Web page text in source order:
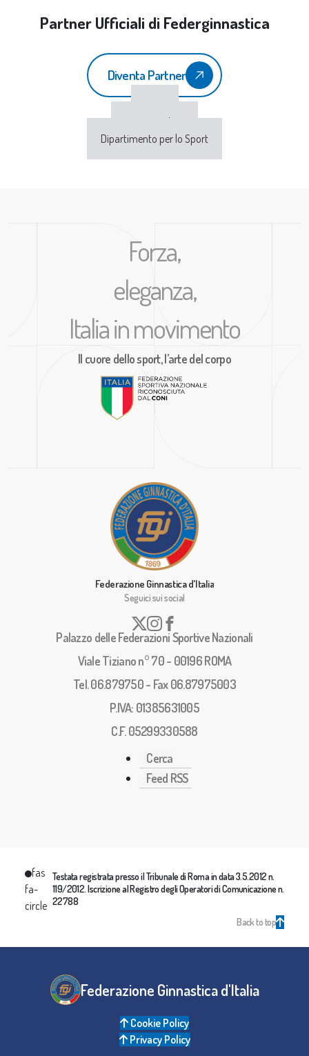
Partner Ufficiali di Federginnastica
Diventa Partner
Sport e Salute
Dipartimento per lo Sport
Forza,
eleganza,
Italia in movimento
Il cuore dello sport, l’arte del corpo
Federazione Ginnastica d'Italia
Seguici sui social
Palazzo delle Federazioni Sportive Nazionali
Viale Tiziano n° 70 - 00196 ROMA
Tel. 06.879750 - Fax 06.87975003
P.IVA: 01385631005
C.F. 05299330588
Cerca
Feed RSS
fas
fa-
circle
Testata registrata presso il Tribunale di Roma in data 3.5.2012 n.
119/2012. Iscrizione al Registro degli Operatori di Comunicazione n.
22788
Back to top
Federazione Ginnastica d'Italia
Cookie Policy
Privacy Policy